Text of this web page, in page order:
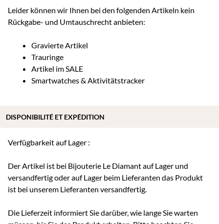
Leider können wir Ihnen bei den folgenden Artikeln kein
Rückgabe- und Umtauschrecht anbieten:
Gravierte Artikel
Trauringe
Artikel im SALE
Smartwatches & Aktivitätstracker
Verfügbarkeit auf Lager :
Der Artikel ist bei Bijouterie Le Diamant auf Lager und
versandfertig oder auf Lager beim Lieferanten das Produkt
ist bei unserem Lieferanten versandfertig.
Die Lieferzeit informiert Sie darüber, wie lange Sie warten
DISPONIBILITÉ ET EXPÉDITION